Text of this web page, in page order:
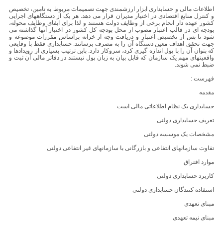
اطلاعات مالی و حسابداری ابزار ارزشمندی جهت تصمیمات مربوط به تامین، تخصیص
و کنترل منابع اقتصادی در اختیار مدیران قرار می دهد. هر یک از دستگاههای اجرایی
کشور عهده دار انجام برخی از وظایف دولت هستند و لذا برای ایفای وظایف محوله،
بودجه ای در قالب اعتبار مصوب از محل بودجه کل کشور در اختیار آنها گذاشته می
شود تا پس از تخصیص اعتبار و دریافت وجه از خزانه براساس مقررات موضوعه و
جهت تحقق اهداف معین دستگاه آن را به مصرف برسانند. حسابداری فقط با وقایعی
که بتوان آن را با پول اندازه گیری کرد، سروکار دارد. باین ترتیب بسیاری از رویدادها و
واقعیتهای مهم یک سازمان که قابل بیان به زبان پول نیستند در دفاتر مالی آن ثبت و
ضبط نمی شوند.
فهرست :
مقدمه
حسابداری یک نظام اطلاعاتی مالی است
تعریف حسابداری دولتی
مشخصات یک موسسه دولتی
تفاوت سازمانهای انتفاعی و بازرگانی با سازمانهای غیر انتفاعی دولتی
موارد افتراق
کاربرد حسابداری دولتی
استفاده کنندگان حسابداری دولتی
مبنای تعهدی
مبنای نیمه تعهدی